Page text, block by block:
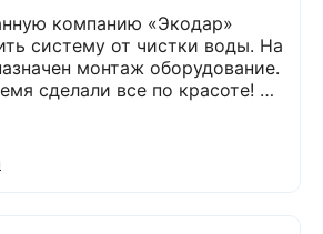
компанию «Экодар»
систему от чистки воды. На
монтаж оборудование.
сделали все по красоте! Я